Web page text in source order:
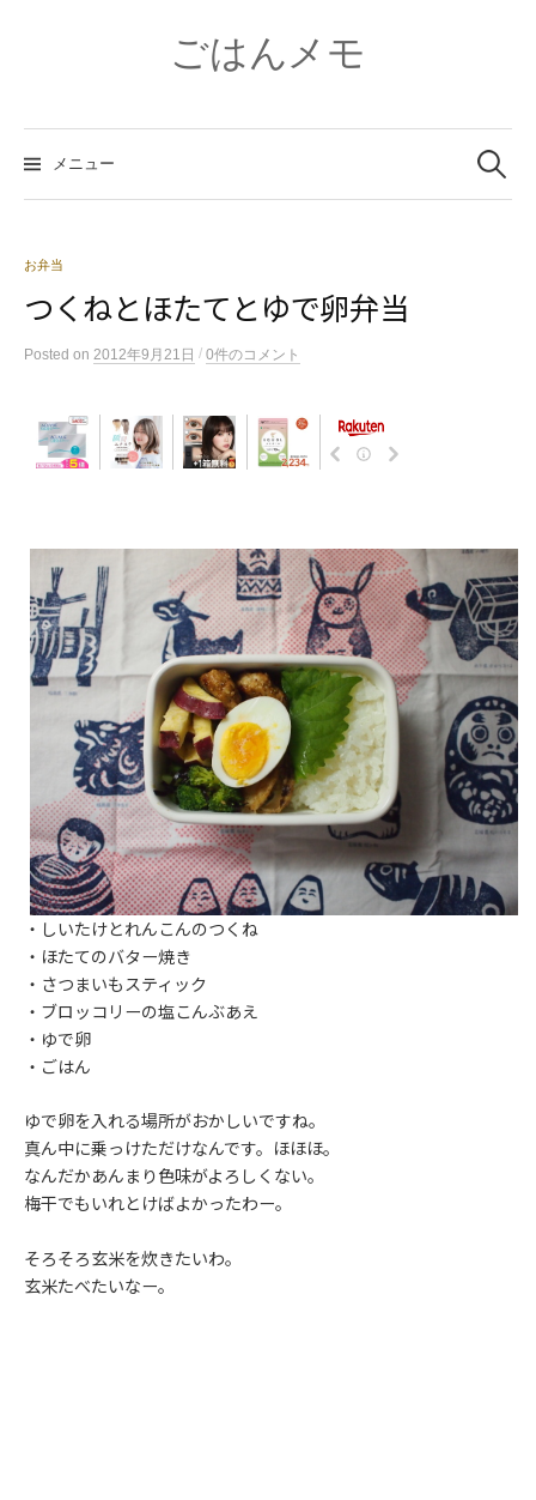
ス
キ
プ
ごはんメモ
メニュー
索:
お弁当
つくねとほたてとゆで卵弁当
Posted on 2012年9月21日 / 0件のコメント
・しいたけとれんこんのつくね
・ほたてのバター焼き
・さつまいもスティック
・ブロッコリーの塩こんぶあえ
・ゆで卵
・ごはん
ゆで卵を入れる場所がおかしいですね。
真ん中に乗っけただけなんです。ほほほ。
なんだかあんまり色味がよろしくない。
梅干でもいれとけばよかったわー。
そろそろ玄米を炊きたいわ。
玄米たべたいなー。